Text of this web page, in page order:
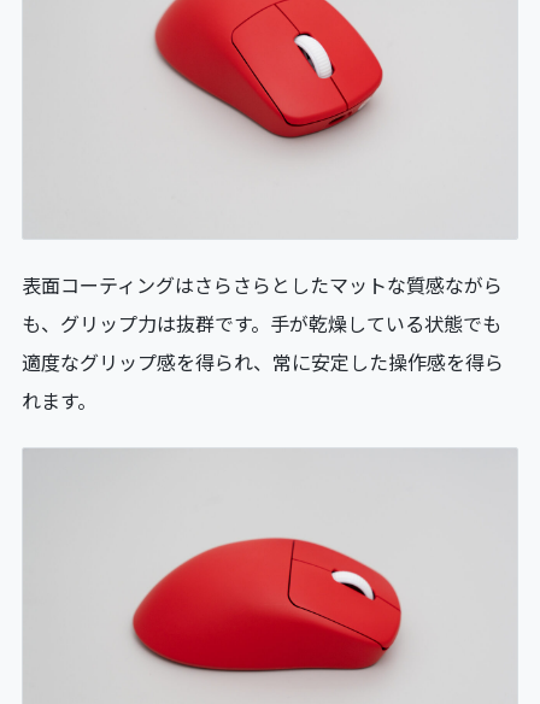
表面コーティングはさらさらとしたマットな質感ながら
も、グリップ力は抜群です。手が乾燥している状態でも
適度なグリップ感を得られ、常に安定した操作感を得ら
れます。